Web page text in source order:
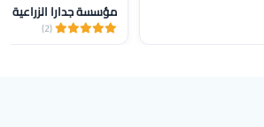
مؤسسة جدارا الزراعية
(2)